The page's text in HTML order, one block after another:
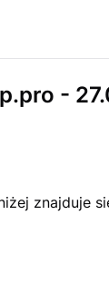
-
znajduje